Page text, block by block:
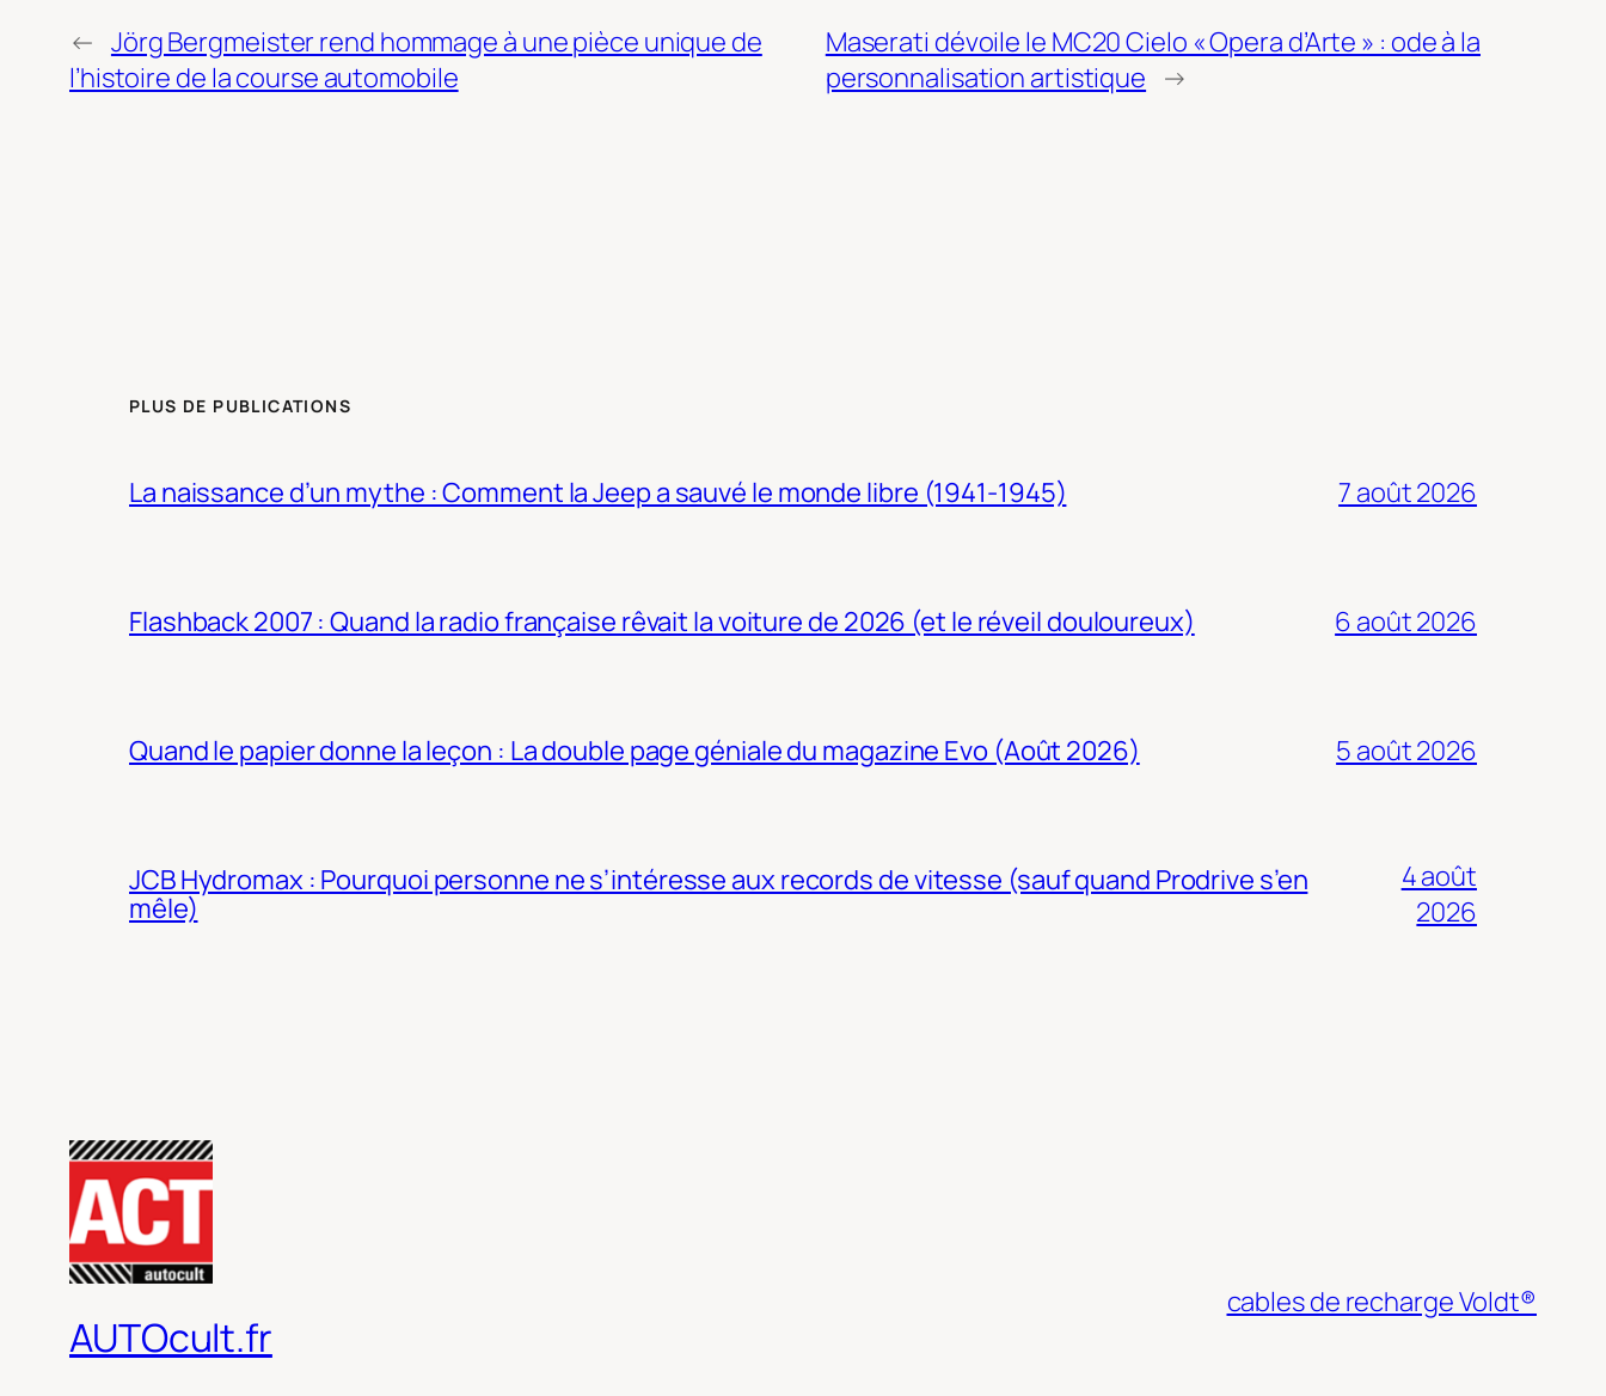
← Jörg Bergmeister rend hommage à une pièce unique de
l’histoire de la course automobile
Maserati dévoile le MC20 Cielo « Opera d’Arte » : ode à la
personnalisation artistique →
PLUS DE PUBLICATIONS
La naissance d’un mythe : Comment la Jeep a sauvé le monde libre (1941-1945) 7 août 2026
Flashback 2007 : Quand la radio française rêvait la voiture de 2026 (et le réveil douloureux) 6 août 2026
Quand le papier donne la leçon : La double page géniale du magazine Evo (Août 2026) 5 août 2026
JCB Hydromax : Pourquoi personne ne s’intéresse aux records de vitesse (sauf quand Prodrive s’en
mêle)
4 août
2026
AUTOcult.fr
cables de recharge Voldt®